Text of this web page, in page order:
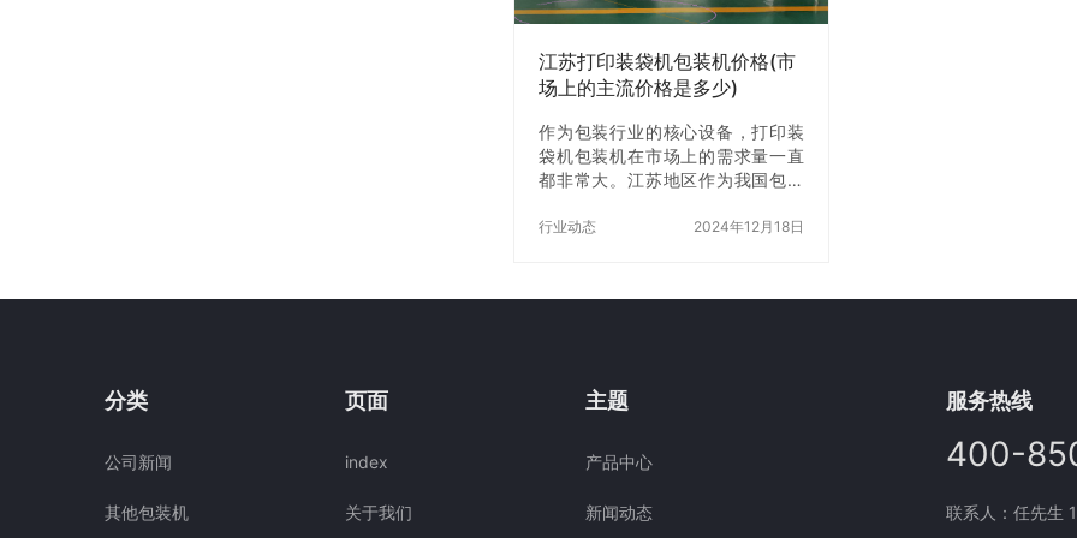
稳定性的全自动包装机设备。目
江苏打印装袋机包装机价格(市
场上的主流价格是多少)
作为包装行业的核心设备，打印装
袋机包装机在市场上的需求量一直
都非常大。江苏地区作为我国包装
袋机包装机的生产和X也非常活跃。
家详细介绍江苏地区打印装袋机包
价格主要分为两个档次：一档是中
袋机包装机，价格在10万元以上。
要适用于小…
行业动态 2024年12月18日
分类
公司新闻
其他包装机
页面
index
关于我们
主题
产品中心
新闻动态
服务热线
400-
联系人：任先生